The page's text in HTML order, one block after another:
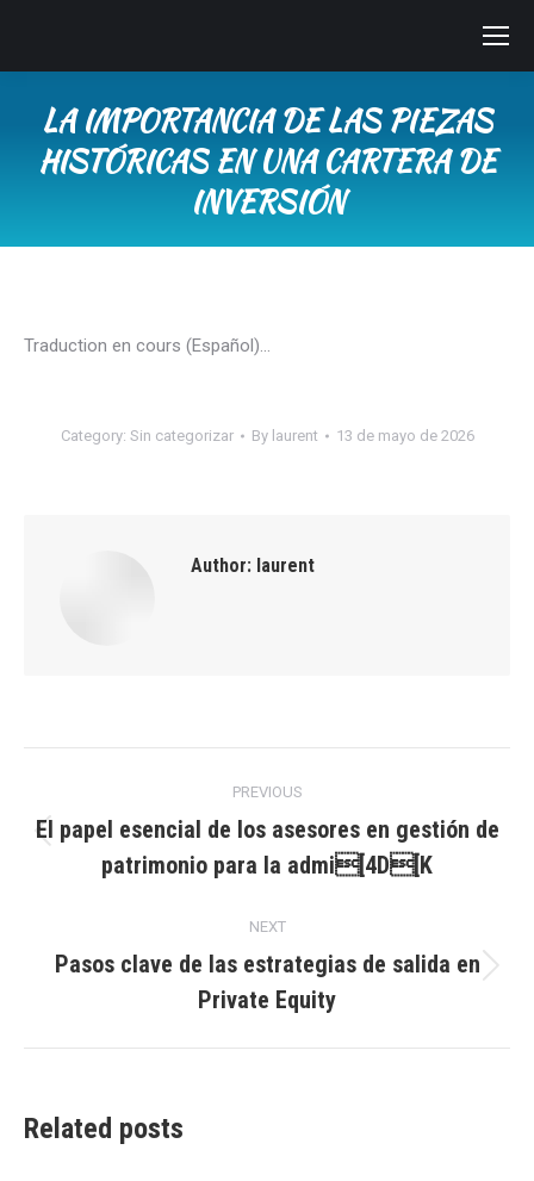
LA IMPORTANCIA DE LAS PIEZAS
HISTÓRICAS EN UNA CARTERA DE
INVERSIÓN
Traduction en cours (Español)…
Category: Sin categorizar By laurent 13 de mayo de 2026
Author: laurent
navigation
PREVIOUS
post:
El papel esencial de los asesores en gestión de
patrimonio para la admi[4D[K
NEXT
post:
Pasos clave de las estrategias de salida en
Private Equity
Related posts